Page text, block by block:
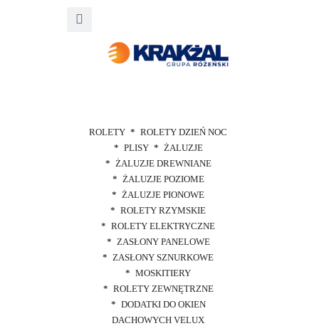
ROLETY
ROLETY DZIEŃ NOC
PLISY
ŻALUZJE
ŻALUZJE DREWNIANE
ŻALUZJE POZIOME
ŻALUZJE PIONOWE
ROLETY RZYMSKIE
ROLETY ELEKTRYCZNE
ZASŁONY PANELOWE
ZASŁONY SZNURKOWE
MOSKITIERY
ROLETY ZEWNĘTRZNE
DODATKI DO OKIEN
DACHOWYCH VELUX